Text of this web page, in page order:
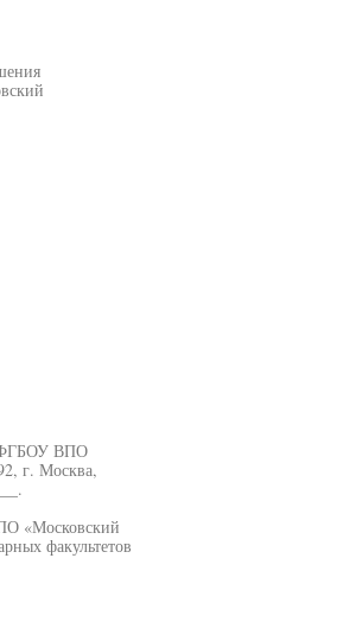
ФГБОУ ВПО
г. Москва,
«Московский
факультетов